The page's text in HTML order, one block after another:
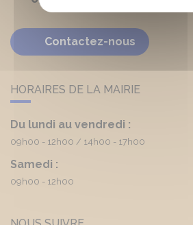
Contactez-nous
HORAIRES DE LA MAIRIE
Du lundi au vendredi :
09h00 - 12h00 14h00 - 17h00
Samedi :
09h00 - 12h00